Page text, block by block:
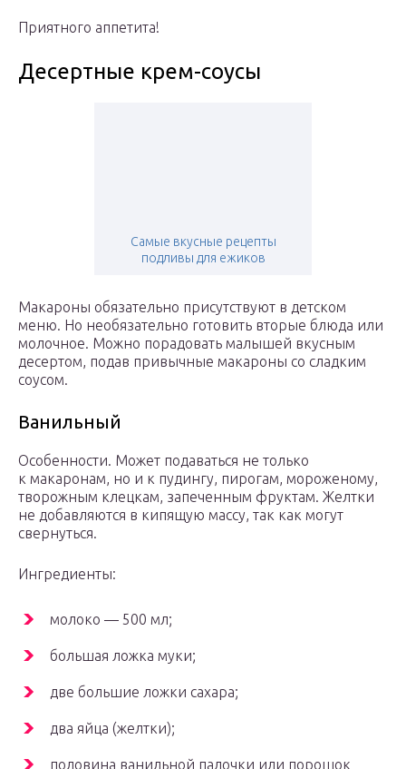
Приятного аппетита!
Десертные крем-соусы
Самые вкусные рецепты
подливы для ежиков
Макароны обязательно присутствуют в детском
меню. Но необязательно готовить вторые блюда или
молочное. Можно порадовать малышей вкусным
десертом, подав привычные макароны со сладким
соусом.
Ванильный
Особенности. Может подаваться не только
к макаронам, но и к пудингу, пирогам, мороженому,
творожным клецкам, запеченным фруктам. Желтки
не добавляются в кипящую массу, так как могут
свернуться.
Ингредиенты:
молоко — 500 мл;
большая ложка муки;
две большие ложки сахара;
два яйца (желтки);
половина ванильной палочки или порошок